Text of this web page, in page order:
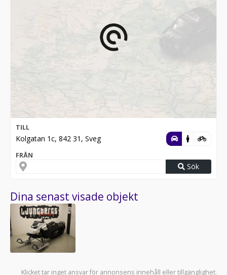
TILL
Kolgatan 1c, 842 31, Sveg
FRÅN
Sök
Dina senast visade objekt
Klicket tar inget ansvar för annonsens innehåll eller tillgänglighet.